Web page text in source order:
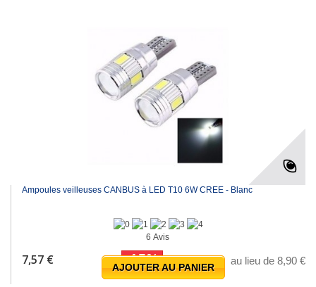
Ampoules veilleuses CANBUS à LED T10 6W CREE - Blanc
6 Avis
7,57 € au lieu de 8,90 €
-15%
AJOUTER AU PANIER